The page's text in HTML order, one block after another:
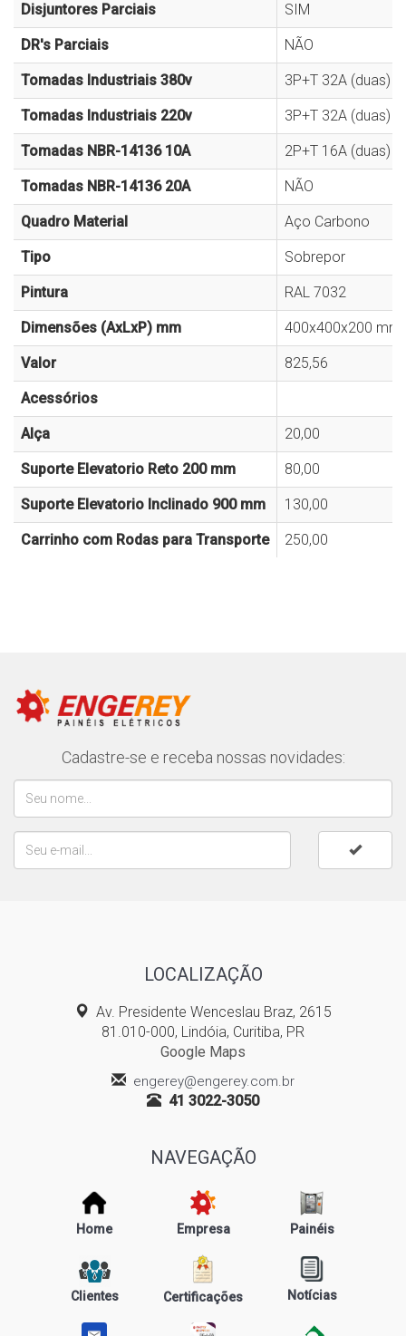
Disjuntores Parciais SIM
DR's Parciais NÃO
Tomadas Industriais 380v 3P+T 32A (duas)
Tomadas Industriais 220v 3P+T 32A (duas) /
Tomadas NBR-14136 10A 2P+T 16A (duas)
Tomadas NBR-14136 20A NÃO
Quadro Material Aço Carbono
Tipo Sobrepor
Pintura RAL 7032
Dimensões (AxLxP) mm 400x400x200 mm
Valor 825,56
Acessórios
Alça 20,00
Suporte Elevatorio Reto 200 mm 80,00
Suporte Elevatorio Inclinado 900 mm 130,00
Carrinho com Rodas para Transporte 250,00
Cadastre-se e receba nossas novidades:
LOCALIZAÇÃO
Av. Presidente Wenceslau Braz, 2615
81.010-000, Lindóia, Curitiba, PR
Google Maps
engerey@engerey.com.br
41 3022-3050
NAVEGAÇÃO
Home Empresa Painéis
Clientes Certificações Notícias